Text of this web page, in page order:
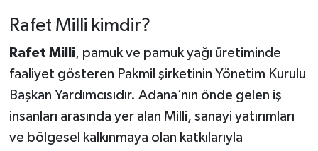
Rafet Milli kimdir?
Rafet Milli, pamuk ve pamuk yağı üretiminde
faaliyet gösteren Pakmil şirketinin Yönetim Kurulu
Başkan Yardımcısıdır. Adana’nın önde gelen iş
insanları arasında yer alan Milli, sanayi yatırımları
ve bölgesel kalkınmaya olan katkılarıyla